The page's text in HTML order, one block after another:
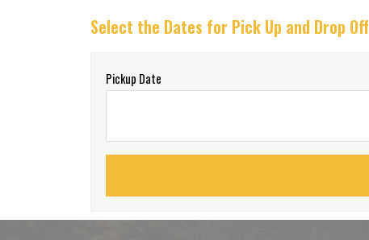
Select the Dates for Pick Up and Drop Off
Pickup Date